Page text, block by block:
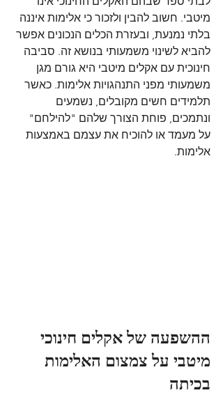
מיטבי. חשוב להבין ולזכור כי אלימות איננה
בלתי נמנעת, ובעזרת הכלים הנכונים אפשר
להביא לשינוי משמעותי בנושא זה. סביבה
חינוכית עם אקלים מיטבי היא גורם מגן
משמעותי מפני התנהגויות אלימות. כאשר
תלמידים חשים מקובלים, נשמעים
ונתמכים, פוחת הצורך שלהם "להילחם"
על מעמד או להוכיח את עצמם באמצעות
אלימות.
ההשפעה של אקלים חינוכי
מיטבי על צמצום האלימות
בכיתה